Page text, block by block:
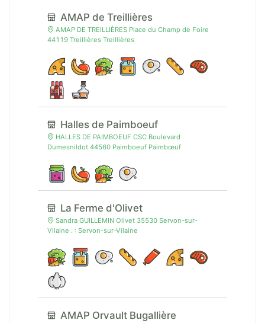
AMAP de Treillières
AMAP DE TREILLIÈRES Place du Champ de Foire
44119 Treillières Treillières
Halles de Paimboeuf
HALLES DE PAIMBOEUF CSC Boulevard
Dumesnildot 44560 Paimboeuf Paimbœuf
La Ferme d'Olivet
Sandra GUILLEMIN Olivet 35530 Servon-sur-
Vilaine . : Servon-sur-Vilaine
AMAP Orvault Bugallière